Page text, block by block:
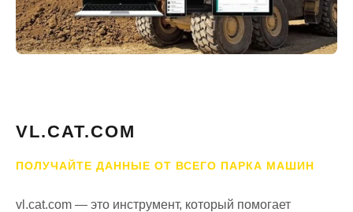
VL.CAT.COM
ПОЛУЧАЙТЕ ДАННЫЕ ОТ ВСЕГО ПАРКА МАШИН
vl.cat.com — это инструмент, который помогает